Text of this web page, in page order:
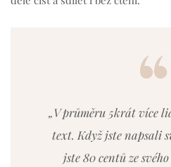
„V průměru 5krát více
text. Když jste
jste 80 centů ze